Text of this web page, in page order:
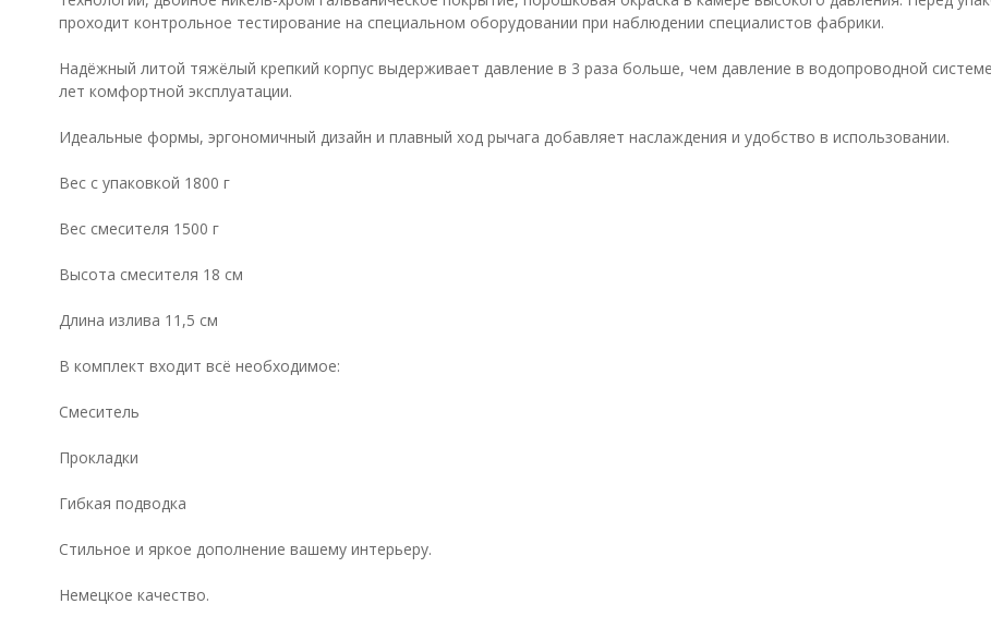
проходит контрольное тестирование на специальном оборудовании при наблюдении специалистов фабрики.
Надёжный литой тяжёлый крепкий корпус выдерживает давление в 3 раза больше, чем давление в водопроводной
лет комфортной эксплуатации.
Идеальные формы, эргономичный дизайн и плавный ход рычага добавляет наслаждения и удобство в использовании.
Вес с упаковкой 1800 г
Вес смесителя 1500 г
Высота смесителя 18 см
Длина излива 11,5 см
В комплект входит всё необходимое:
Смеситель
Прокладки
Гибкая подводка
Стильное и яркое дополнение вашему интерьеру.
Немецкое качество.